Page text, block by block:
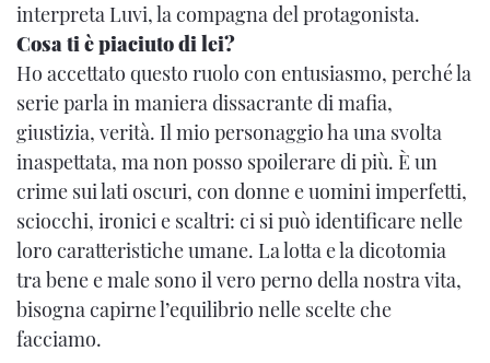
interpreta Luvi, la compagna del protagonista.
Cosa ti è piaciuto di lei?
Ho accettato questo ruolo con entusiasmo, perché la
serie parla in maniera dissacrante di mafia,
giustizia, verità. Il mio personaggio ha una svolta
inaspettata, ma non posso spoilerare di più. È un
crime sui lati oscuri, con donne e uomini imperfetti,
sciocchi, ironici e scaltri: ci si può identificare nelle
loro caratteristiche umane. La lotta e la dicotomia
tra bene e male sono il vero perno della nostra vita,
bisogna capirne l’equilibrio nelle scelte che
facciamo.